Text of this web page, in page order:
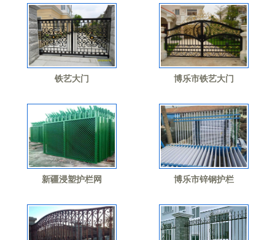
铁艺大门 博乐市铁艺大门
新疆浸塑护栏网 博乐市锌钢护栏